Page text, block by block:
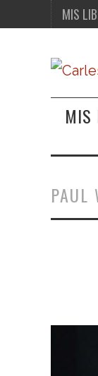
MIS
MIS
PAUL